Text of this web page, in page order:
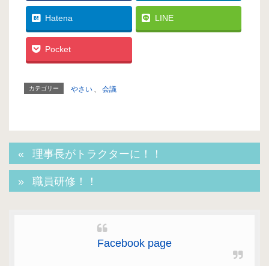
Hatena LINE
Pocket
カテゴリー やさい 、 会議
理事長がトラクターに！！
職員研修！！
Facebook page